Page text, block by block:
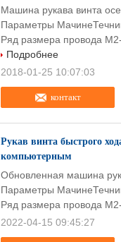
контакт
Машина рукава винта
Параметры
Ряд размера провода
Подробнее
2018-01-25 10:07:03
Рукав винта быстрого
компьютерным
Обновленная машина
Параметры
Ряд размера провода
2022-04-15 09:45:27